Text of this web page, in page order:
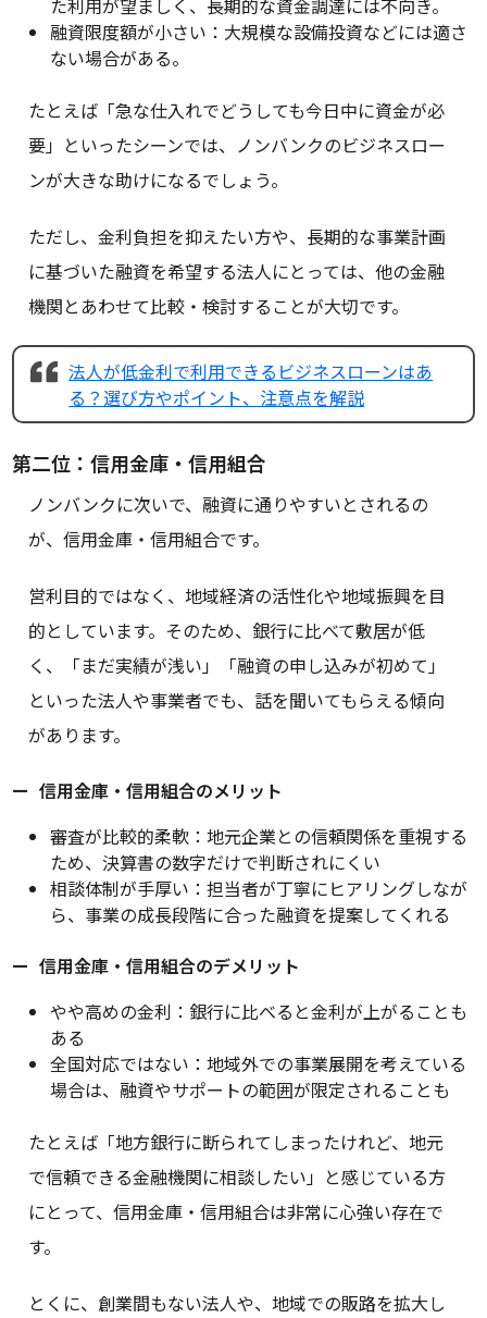
た利用が望ましく、長期的な資金調達には不向き。
融資限度額が小さい：大規模な設備投資などには適さ
ない場合がある。
たとえば「急な仕入れでどうしても今日中に資金が必
要」といったシーンでは、ノンバンクのビジネスロー
ンが大きな助けになるでしょう。
ただし、金利負担を抑えたい方や、長期的な事業計画
に基づいた融資を希望する法人にとっては、他の金融
機関とあわせて比較・検討することが大切です。
法人が低金利で利用できるビジネスローンはあ
る？選び方やポイント、注意点を解説
第二位：信用金庫・信用組合
ノンバンクに次いで、融資に通りやすいとされるの
が、信用金庫・信用組合です。
営利目的ではなく、地域経済の活性化や地域振興を目
的としています。そのため、銀行に比べて敷居が低
く、「まだ実績が浅い」「融資の申し込みが初めて」
といった法人や事業者でも、話を聞いてもらえる傾向
があります。
信用金庫・信用組合のメリット
審査が比較的柔軟：地元企業との信頼関係を重視する
ため、決算書の数字だけで判断されにくい
相談体制が手厚い：担当者が丁寧にヒアリングしなが
ら、事業の成長段階に合った融資を提案してくれる
信用金庫・信用組合のデメリット
やや高めの金利：銀行に比べると金利が上がることも
ある
全国対応ではない：地域外での事業展開を考えている
場合は、融資やサポートの範囲が限定されることも
たとえば「地方銀行に断られてしまったけれど、地元
で信頼できる金融機関に相談したい」と感じている方
にとって、信用金庫・信用組合は非常に心強い存在で
す。
とくに、創業間もない法人や、地域での販路を拡大し